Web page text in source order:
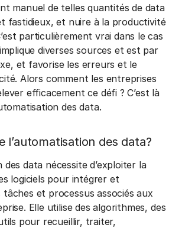
manuel de telles quantités de data
fastidieux, et nuire à la productivité
particulièrement vrai dans le cas
diverses sources et est par
et favorise les erreurs et le
Alors comment les entreprises
efficacement ce défi ? C’est là
des data.
l’automatisation des data?
des data nécessite d’exploiter la
logiciels pour intégrer et
et processus associés aux
Elle utilise des algorithmes, des
pour recueillir, traiter,